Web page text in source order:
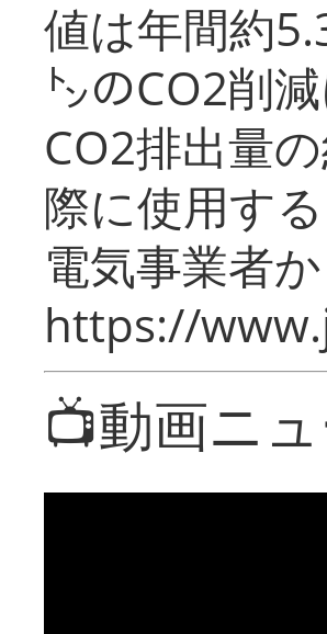
値は年間約
㌧のCO2削
CO2排出量
際に使用す
電気事業者
https://
📺動画ニ